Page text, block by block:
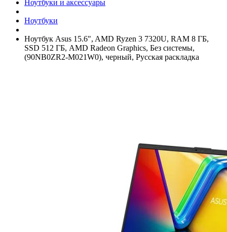
Ноутбуки и аксессуары
Ноутбуки
Ноутбук Asus 15.6", AMD Ryzen 3 7320U, RAM 8 ГБ,
SSD 512 ГБ, AMD Radeon Graphics, Без системы,
(90NB0ZR2-M021W0), черный, Русская раскладка